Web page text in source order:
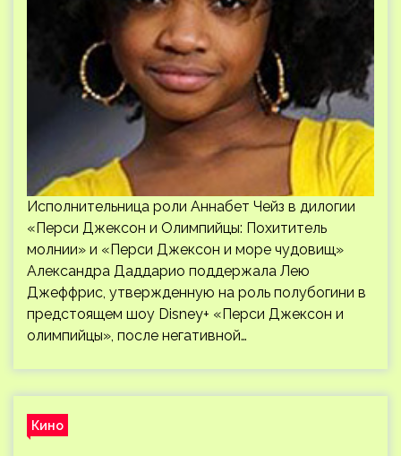
Исполнительница роли Аннабет Чейз в дилогии
«Перси Джексон и Олимпийцы: Похититель
молнии» и «Перси Джексон и море чудовищ»
Александра Даддарио поддержала Лею
Джеффрис, утвержденную на роль полубогини в
предстоящем шоу Disney+ «Перси Джексон и
олимпийцы», после негативной…
Кино